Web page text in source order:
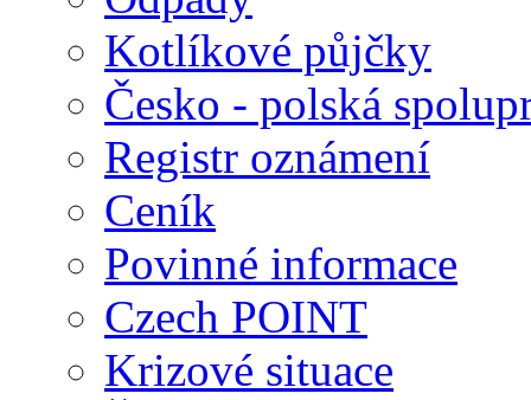
Kotlíkové půjčky
Česko - polská
Registr oznámení
Ceník
Povinné informace
Czech POINT
Krizové situace